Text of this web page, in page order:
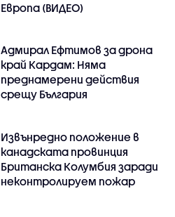
Европа (ВИДЕО)
Адмирал Ефтимов за дрона
край Кардам: Няма
преднамерени действия
срещу България
Извънредно положение в
канадската провинция
Британска Колумбия заради
неконтролируем пожар